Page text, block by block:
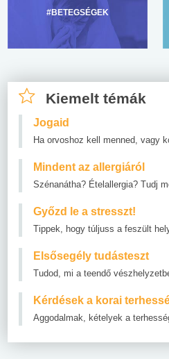
#BETEGSÉGEK
Kiemelt témák
Jogaid
Ha orvoshoz kell menned, vagy
Mindent az allergiáról
Szénanátha? Ételallergia? Tudj
Győzd le a stresszt!
Tippek, hogy túljuss a feszült
Elsősegély tudásteszt
Tudod, mi a teendő
Kérdések a korai
Aggodalmak, kételyek a